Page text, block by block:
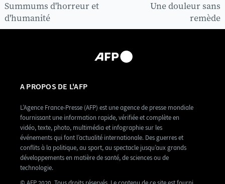
Une douleur sans
remède
Summums d'horreur et
d'humanité
A PROPOS DE L'AFP
L’Agence France-Presse (AFP) est une agence de presse mondiale
fournissant une information rapide, vérifiée et complète en
vidéo, texte, photo, multimédia et infographie sur les
événements qui font l’actualité internationale. Des guerres et
conflits à la politique, au sport, au spectacle jusqu’aux grands
développements en matière de santé, de sciences ou de
technologie.